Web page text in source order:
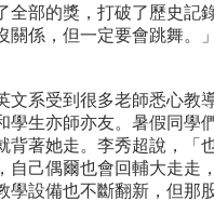
全部的獎，打破了歷史記
關係，但一定要會跳舞。
文系受到很多老師悉心教
學生亦師亦友。暑假同學
背著她走。李秀超說，「
自己偶爾也會回輔大走走
學設備也不斷翻新，但那